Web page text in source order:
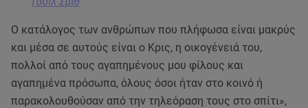
Ο κατάλογος των ανθρώπων που πλήφωσα είναι μακρύς
και μέσα σε αυτούς είναι ο Κρις, η οικογένειά του,
πολλοί από τους αγαπημένους μου φίλους και
αγαπημένα πρόσωπα, όλους όσοι ήταν στο κοινό ή
παρακολουθούσαν από την τηλεόραση τους στο σπίτι»,